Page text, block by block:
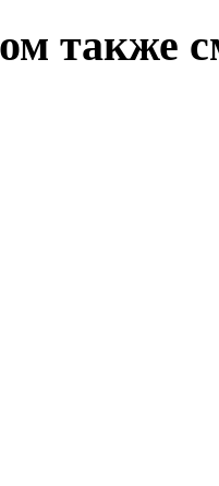
также